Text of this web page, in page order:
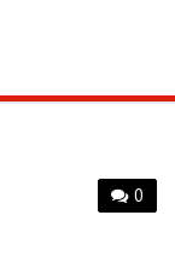
0